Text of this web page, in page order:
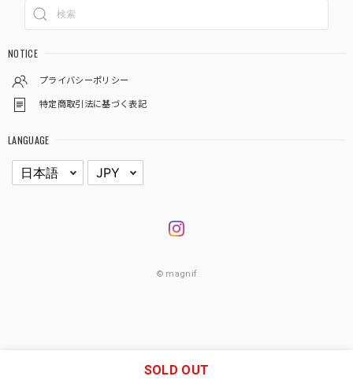
NOTICE
プライバシーポリシー
特定商取引法に基づく表記
LANGUAGE
© magnif
SOLD OUT